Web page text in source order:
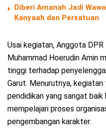
Diberi Amanah Jadi
Kanyaah dan Persatuan
Usai kegiatan, Anggota DPR
Muhammad Hoerudin Amin
tinggi terhadap
Garut. Menurutnya,
pendidikan yang sangat
mempelajari proses
pengembangan karakter.